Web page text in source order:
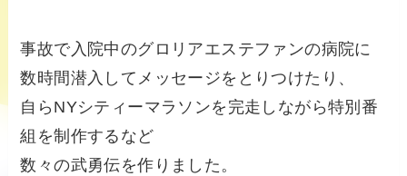
事故で入院中のグロリアエステファンの病院に
数時間潜入してメッセージをとりつけたり、
自らNYシティーマラソンを完走しながら特別番
組を制作するなど
数々の武勇伝を作りました。